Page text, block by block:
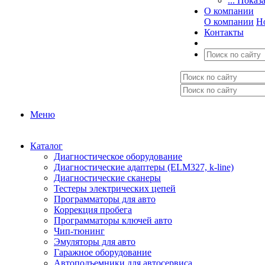
О компании
О компании
Контакты
Меню
Каталог
Диагностическое оборудование
Диагностические адаптеры (ELM327, k-line)
Диагностические сканеры
Тестеры электрических цепей
Программаторы для авто
Коррекция пробега
Программаторы ключей авто
Чип-тюнинг
Эмуляторы для авто
Гаражное оборудование
Автоподъемники для автосервиса